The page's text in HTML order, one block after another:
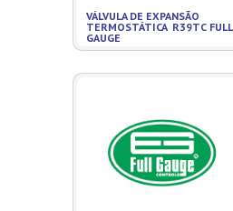
VÁLVULA DE EXPANSÃO
TERMOSTÁTICA R39TC FULL
GAUGE